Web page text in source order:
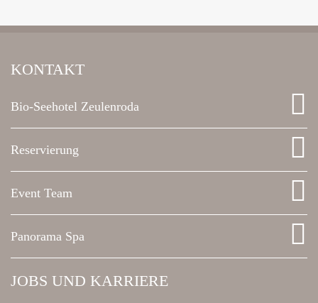
KONTAKT
Bio-Seehotel Zeulenroda
Reservierung
Event Team
Panorama Spa
JOBS UND KARRIERE